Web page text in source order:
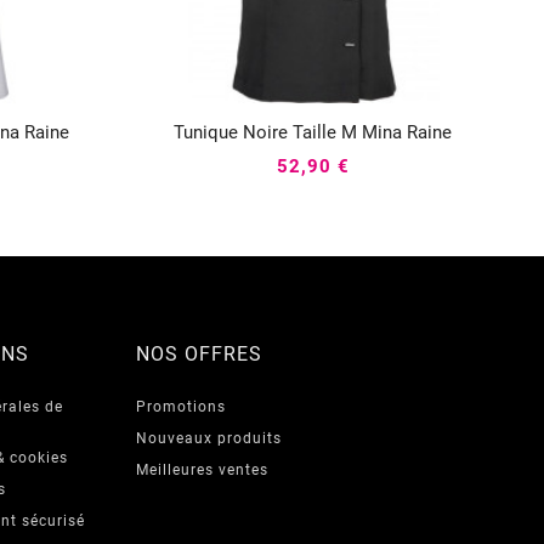
Raine Tunique Noire Taille M Mina Raine
52,90 €
de
cookies
sécurisé
NOS OFFRES
Promotions
Nouveaux produits
Meilleures ventes